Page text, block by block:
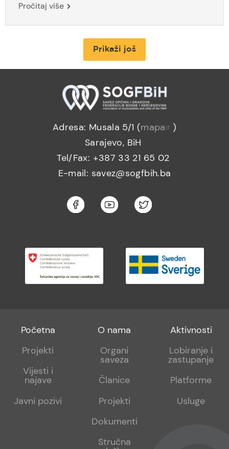
Pročitaj više
Prikaži još
Adresa: Musala 5/1 (mapa
)
Sarajevo, BiH
Tel/Fax: +387 33 21 65 02
E-mail: savez@sogfbih.ba
Footer
menu
Početna
Projekti
Vijesti i
najave
Javni pozivi
Footer
sub
O nama
Organi
saveza
Članice
Projekti
Dokumenti
Stručna
Footer
sub
Aktivnosti
Lobiranje i
zastupanje
Platforme
Usluge